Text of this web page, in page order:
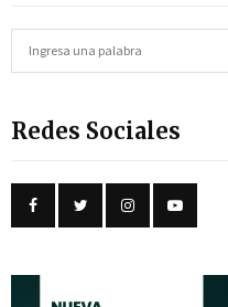
c
f
r
Redes Sociales